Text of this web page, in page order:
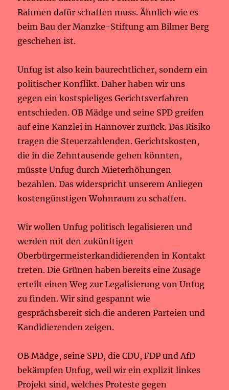
Rahmen dafür schaffen muss. Ähnlich wie es
beim Bau der Manzke-Stiftung am Bilmer Berg
geschehen ist.
Unfug ist also kein baurechtlicher, sondern ein
politischer Konflikt. Daher haben wir uns
gegen ein kostspieliges Gerichtsverfahren
entschieden. OB Mädge und seine SPD greifen
auf eine Kanzlei in Hannover zurück. Das Risiko
tragen die Steuerzahlenden. Gerichtskosten,
die in die Zehntausende gehen könnten,
müsste Unfug durch Mieterhöhungen
bezahlen. Das widerspricht unserem Anliegen
kostengünstigen Wohnraum zu schaffen.
Wir wollen Unfug politisch legalisieren und
werden mit den zukünftigen
Oberbürgermeisterkandidierenden in Kontakt
treten. Die Grünen haben bereits eine Zusage
erteilt einen Weg zur Legalisierung von Unfug
zu finden. Wir sind gespannt wie
gesprächsbereit sich die anderen Parteien und
Kandidierenden zeigen.
OB Mädge, seine SPD, die CDU, FDP und AfD
bekämpfen Unfug, weil wir ein explizit linkes
Projekt sind, welches Proteste gegen